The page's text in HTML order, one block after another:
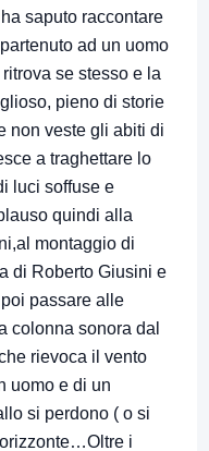
saputo raccontare
ad un uomo
se stesso e la
pieno di storie
non veste gli abiti di
a traghettare lo
luci soffuse e
quindi alla
montaggio di
di Roberto Giusini e
passare alle
colonna sonora dal
rievoca il vento
uomo e di un
si perdono ( o si
i